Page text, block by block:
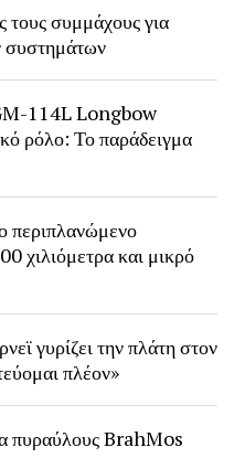
συμμάχους για
συστημάτων
114L Longbow
ρόλο: Το παράδειγμα
περιπλανώμενο
χιλιόμετρα και μικρό
γυρίζει την πλάτη στον
πλέον»
πυραύλους BrahMos